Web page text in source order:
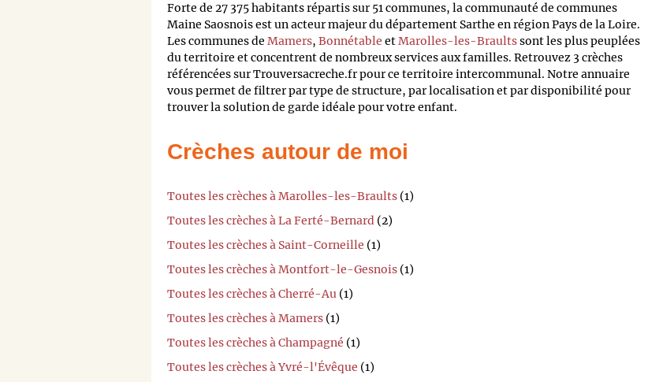
Forte de 27 375 habitants répartis sur 51 communes, la communauté de communes
Maine Saosnois est un acteur majeur du département Sarthe en région Pays de la Loire.
Les communes de Mamers, Bonnétable etMarolles-les-Braultssont les plus peuplées
du territoire et concentrent de nombreux services aux familles. Retrouvez 3 crèches
référencées sur Trouversacreche.fr pour ce territoire intercommunal. Notre annuaire
vous permet de filtrer par type de structure, par localisation et par disponibilité pour
trouver la solution de garde idéale pour votre enfant.
Crèches autour de moi
Toutes les crèches à Marolles-les-Braults (1)
Toutes les crèches à La Ferté-Bernard (2)
Toutes les crèches à Saint-Corneille (1)
Toutes les crèches à Montfort-le-Gesnois (1)
Toutes les crèches à Cherré-Au (1)
Toutes les crèches à Mamers (1)
Toutes les crèches à Champagné (1)
Toutes les crèches à Yvré-l'Évêque (1)